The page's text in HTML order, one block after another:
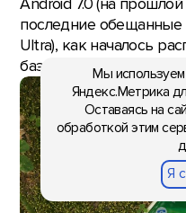
Android 7.0 (на
последние
Ultra), как началось
базе Android 7.1.1 N
Мы
Яндекс.Метрика
Оставаясь на
обработкой этим
Я